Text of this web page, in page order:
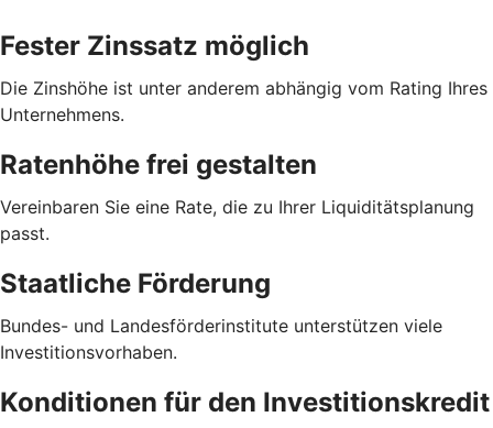
Fester Zinssatz möglich
Die Zinshöhe ist unter anderem abhängig vom Rating Ihres
Unternehmens.
Ratenhöhe frei gestalten
Vereinbaren Sie eine Rate, die zu Ihrer Liquiditätsplanung
passt.
Staatliche Förderung
Bundes- und Landesförderinstitute unterstützen viele
Investitionsvorhaben.
Konditionen für den Investitionskredit